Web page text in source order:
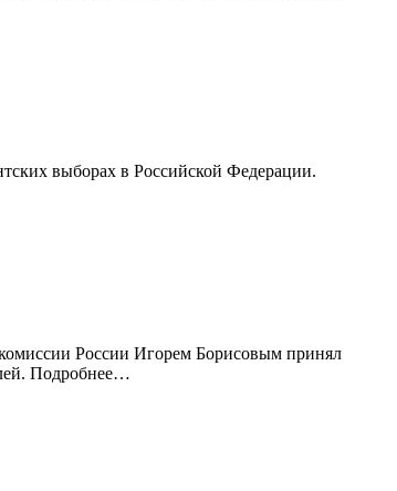
выборах в Российской Федерации.
России Игорем Борисовым принял
Подробнее…